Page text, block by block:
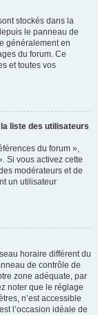
stockés dans la
le panneau de
généralement en
du forum. Ce
et toutes vos
liste des utilisateurs
du forum »,
Si vous activez cette
modérateurs et de
un utilisateur
horaire différent du
de contrôle de
zone adéquate, par
noter que le réglage
n’est accessible
l’occasion idéale de